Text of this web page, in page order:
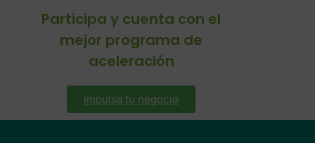
Participa y cuenta con el
mejor programa de
aceleración
Impulsa tu negocio